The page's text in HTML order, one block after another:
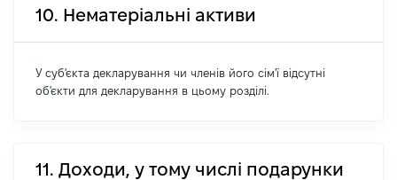
10. Нематеріальні активи
У суб'єкта декларування чи членів його сім'ї відсутні
об'єкти для декларування в цьому розділі.
11. Доходи, у тому числі подарунки